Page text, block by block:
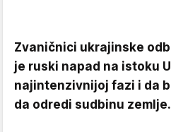
Zvaničnici ukrajinske
je ruski napad na istoku
najintenzivnijoj fazi i da
da odredi sudbinu zemlje.